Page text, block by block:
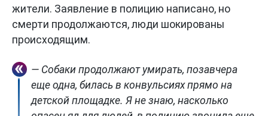
жители. Заявление в полицию написано, но
смерти продолжаются, люди шокированы
происходящим.
— Собаки продолжают умирать, позавчера
еще одна, билась в конвульсиях прямо на
детской площадке. Я не знаю, насколько